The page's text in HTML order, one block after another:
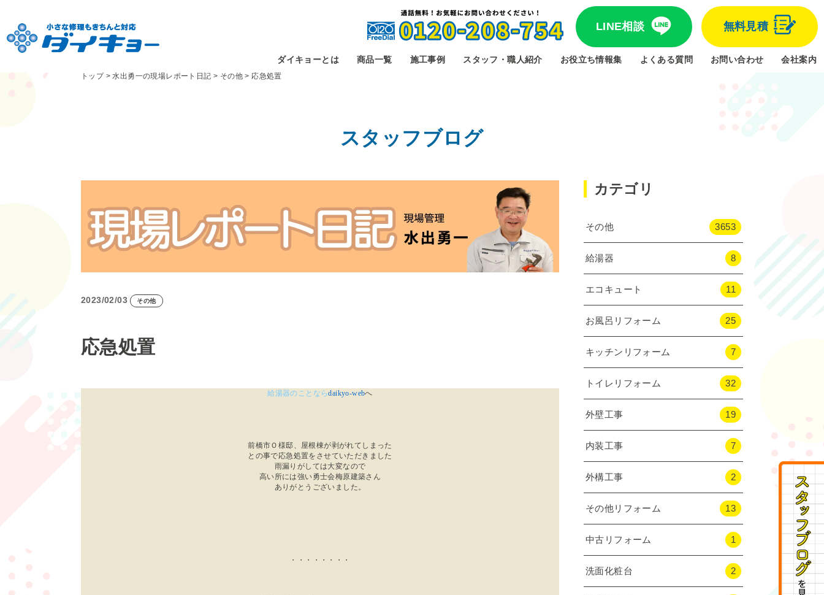
LINE相談 無料見積
ダイキョーとは 商品一覧 施工事例 スタッフ・職人紹介 お役立ち情報集 よくある質問 お問い合わせ 会社案内
トップ>水出勇一の現場レポート日記 > その他 > 応急処置
スタッフブログ
2023/02/03 その他
応急処置
給湯器のことならdaikyo-webへ
前橋市Ｏ様邸、屋根棟が剥がれてしまった
との事で応急処置をさせていただきました
雨漏りがしては大変なので
高い所には強い勇士会梅原建築さん
ありがとうございました。
・・・・・・・・
カテゴリ
その他 3653
給湯器 8
エコキュート 11
お風呂リフォーム 25
キッチンリフォーム 7
トイレリフォーム 32
外壁工事 19
内装工事 7
外構工事 2
その他リフォーム 13
中古リフォーム 1
洗面化粧台 2